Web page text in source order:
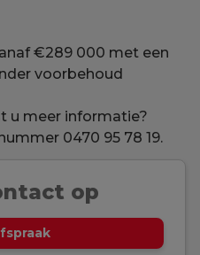
€289 000 met een
voorbehoud
u meer informatie?
0470 95 78 19.
op